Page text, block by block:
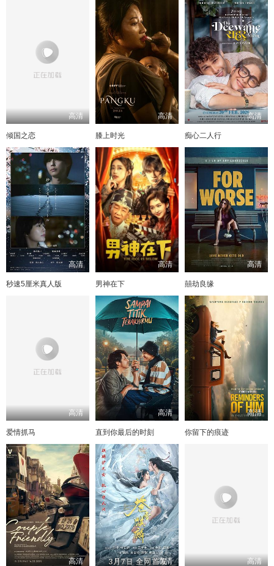
高清
倾国之恋
高清
膝上时光
高清
痴心二人行
高清
秒速5厘米真人版
高清
男神在下
高清
囍劫良缘
高清
爱情抓马
高清
直到你最后的时刻
高清
你留下的痕迹
高清 高清 高清